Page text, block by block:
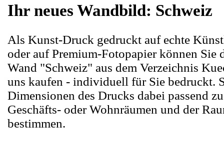
Ihr neues Wandbild: Schweiz
Als Kunst-Druck gedruckt auf echte
oder auf Premium-Fotopapier können Sie
Wand "Schweiz" aus dem Verzeichnis
uns kaufen - individuell für Sie bedruckt.
Dimensionen des Drucks dabei passend
Geschäfts- oder Wohnräumen und der
bestimmen.